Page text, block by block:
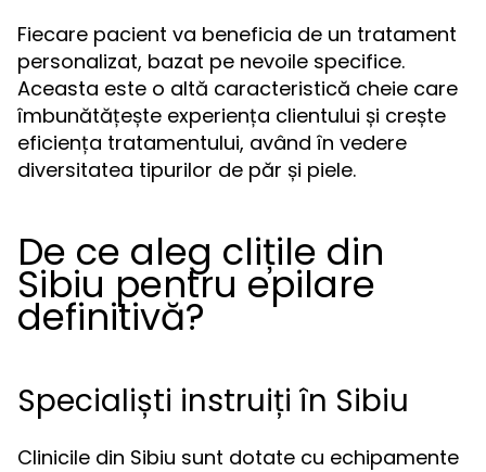
Fiecare pacient va beneficia de un tratament
personalizat, bazat pe nevoile specifice.
Aceasta este o altă caracteristică cheie care
îmbunătățește experiența clientului și crește
eficiența tratamentului, având în vedere
diversitatea tipurilor de păr și piele.
De ce aleg clițile din
Sibiu pentru epilare
definitivă?
Specialiști instruiți în Sibiu
Clinicile din Sibiu sunt dotate cu echipamente